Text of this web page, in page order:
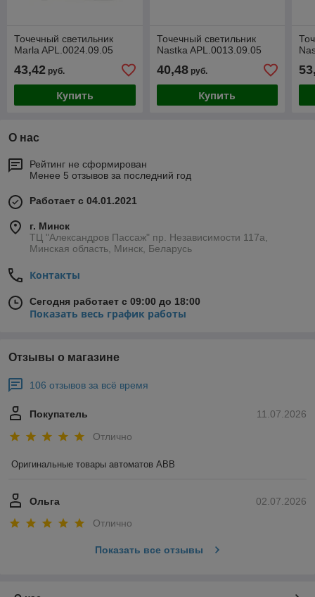
Точечный светильник
Marla APL.0024.09.05
43,42 руб.
Купить
Точечный светильник
Nastka APL.0013.09.05
40,48руб.
Купить
О нас
Рейтинг не сформирован
Менее 5 отзывов за последний год
Работает с 04.01.2021
г. Минск
ТЦ "Александров Пассаж" пр. Независимости 117а,
Минская область, Минск, Беларусь
Контакты
Сегодня работает с 09:00 до 18:00
Показать весь график работы
Отзывы о магазине
106 отзывов за всё время
11.07.2026
Покупатель
Отлично
Оригинальные товары автоматов ABB
02.07.2026
Ольга
Отлично
Показать все отзывы